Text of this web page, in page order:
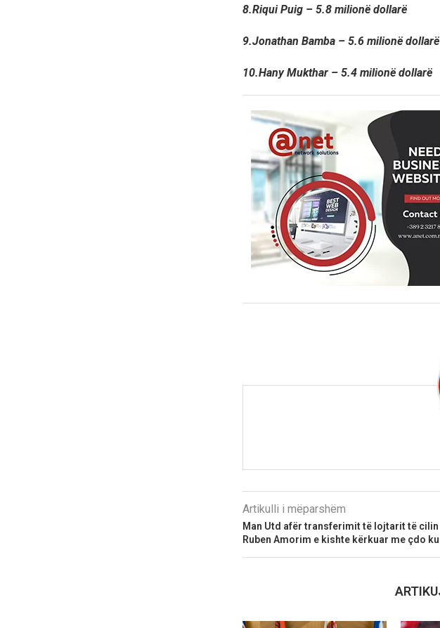
8.Riqui Puig – 5.8 milionë dollarë
9.Jonathan Bamba – 5.6 milionë dollarë
10.Hany Mukthar – 5.4 milionë dollarë
Artikulli i mëparshëm
Man Utd afër transferimit të lojtarit të cilin
Ruben Amorim e kishte kërkuar me çdo